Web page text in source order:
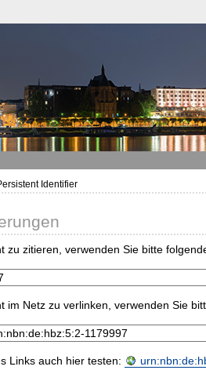
Identifier
zu zitieren, verwenden Sie bitte
im Netz zu verlinken, verwenden Sie
Links auch hier testen: